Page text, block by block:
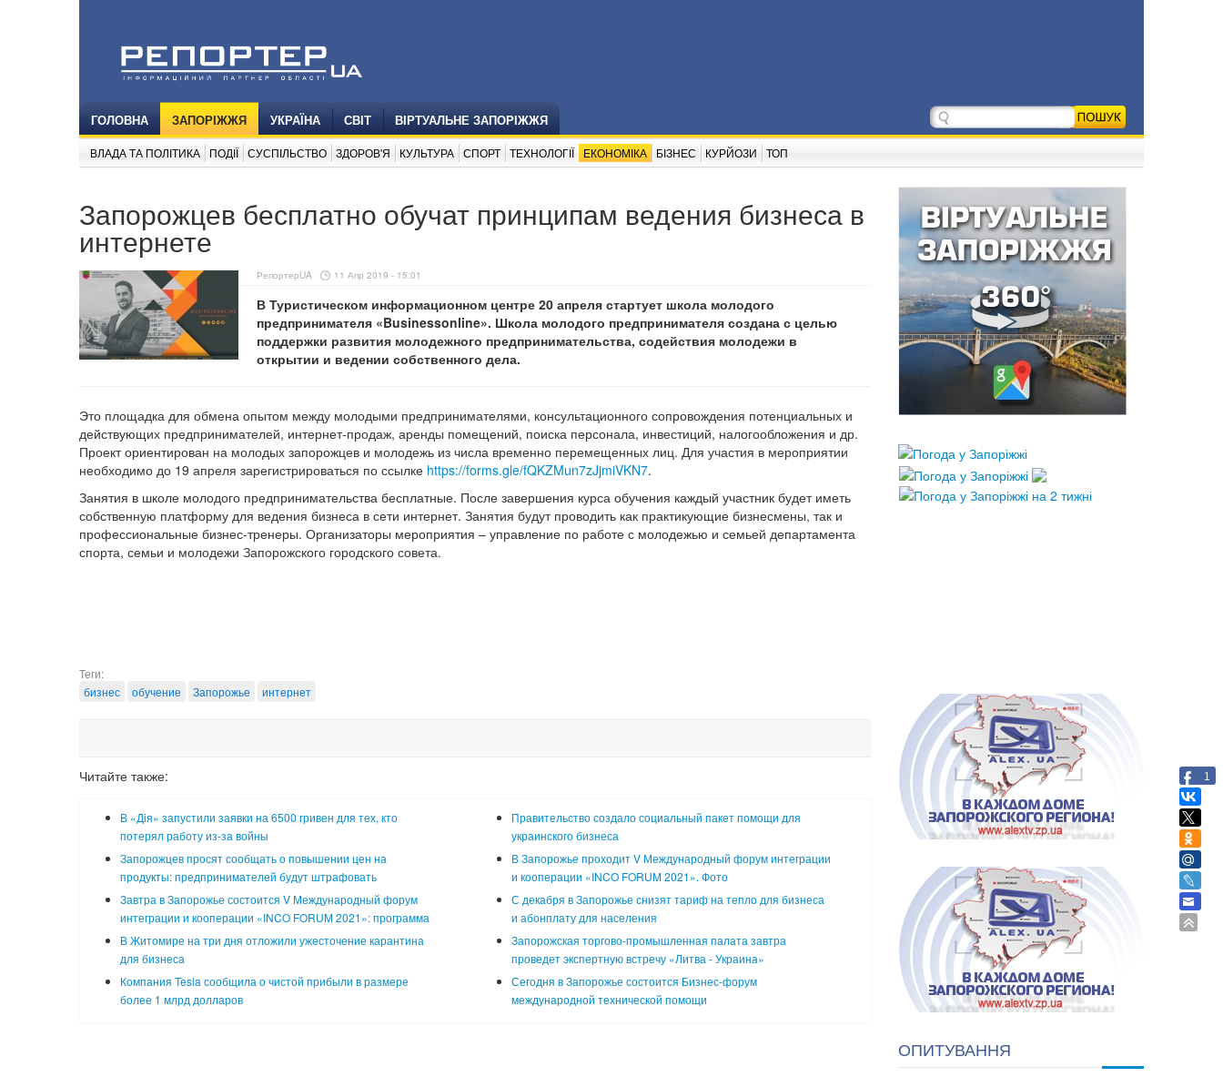
ГОЛОВНА ЗАПОРІЖЖЯ УКРАЇНА СВІТ ВІРТУАЛЬНЕ ЗАПОРІЖЖЯ
ВЛАДА ТА ПОЛІТИКА ПОДІЇ СУСПІЛЬСТВО ЗДОРОВ'Я КУЛЬТУРА СПОРТ ТЕХНОЛОГІЇ ЕКОНОМІКА БІЗНЕС КУРЙОЗИ ТОП
Запорожцев бесплатно обучат принципам ведения бизнеса в
интернете
РепортерUA 11 Апр 2019 - 15:01
В Туристическом информационном центре 20 апреля стартует школа молодого
предпринимателя «Businessonline». Школа молодого предпринимателя создана с целью
поддержки развития молодежного предпринимательства, содействия молодежи в
открытии и ведении собственного дела.
Это площадка для обмена опытом между молодыми предпринимателями, консультационного сопровождения потенциальных и
действующих предпринимателей, интернет-продаж, аренды помещений, поиска персонала, инвестиций, налогообложения и др.
Проект ориентирован на молодых запорожцев и молодежь из числа временно перемещенных лиц. Для участия в мероприятии
необходимо до 19 апреля зарегистрироваться по ссылке https://forms.gle/fQKZMun7zJjmiVKN7.
Занятия в школе молодого предпринимательства бесплатные. После завершения курса обучения каждый участник будет иметь
собственную платформу для ведения бизнеса в сети интернет. Занятия будут проводить как практикующие бизнесмены, так и
профессиональные бизнес-тренеры. Организаторы мероприятия – управление по работе с молодежью и семьей департамента
спорта, семьи и молодежи Запорожского городского совета.
Теги:
бизнес
обучение Запорожье интернет
Читайте также:
В «Дія» запустили заявки на 6500 гривен для тех, кто
потерял работу из-за войны
Правительство создало социальный пакет помощи для
украинского бизнеса
Запорожцев просят сообщать о повышении цен на
продукты: предпринимателей будут штрафовать
В Запорожье проходит V Международный форум интеграции
и кооперации «INCO FORUM 2021». Фото
Завтра в Запорожье состоится V Международный форум
интеграции и кооперации «INCO FORUM 2021»: программа
С декабря в Запорожье снизят тариф на тепло для бизнеса
и абонплату для населения
В Житомире на три дня отложили ужесточение карантина
для бизнеса
Запорожская торгово-промышленная палата завтра
проведет экспертную встречу «Литва - Украина»
Компания Tesla сообщила о чистой прибыли в размере
более 1 млрд долларов
Сегодня в Запорожье состоится Бизнес-форум
международной технической помощи
ОПИТУВАННЯ
1